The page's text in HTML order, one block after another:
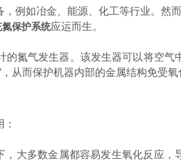
如冶金、能源、化工等行业。然
保护系统应运而生。
气发生器。该发生器可以将空气
从而保护机器内部的金属结构免受氧
多数金属都容易发生氧化反应，